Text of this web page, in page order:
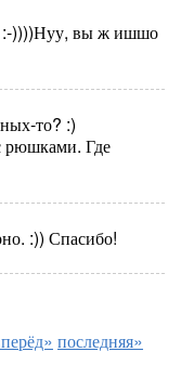
:-))))Нуу, вы ж ишшо
то? :)
рюшками. Где
:)) Спасибо!
последняя»